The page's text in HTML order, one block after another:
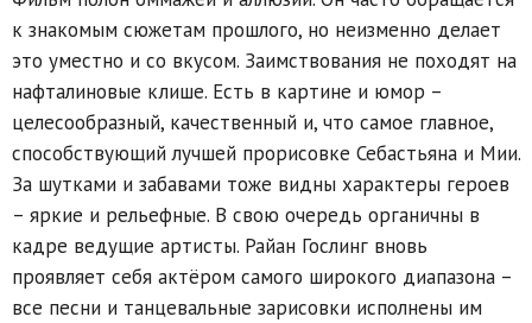
к знакомым сюжетам прошлого, но неизменно делает
это уместно и со вкусом. Заимствования не походят на
нафталиновые клише. Есть в картине и юмор –
целесообразный, качественный и, что самое главное,
способствующий лучшей прорисовке Себастьяна и Мии.
За шутками и забавами тоже видны характеры героев
– яркие и рельефные. В свою очередь органичны в
кадре ведущие артисты. Райан Гослинг вновь
проявляет себя актёром самого широкого диапазона –
все песни и танцевальные зарисовки исполнены им